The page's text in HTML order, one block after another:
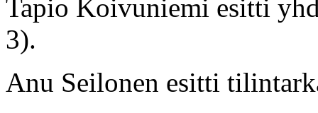
Tapio Koivuniemi esitti
3).
Anu Seilonen esitti